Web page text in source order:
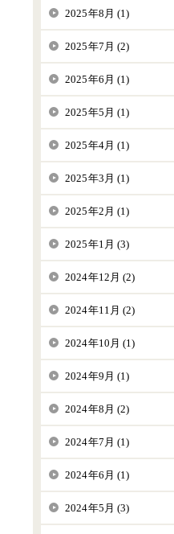
2025年8月 (1)
2025年7月 (2)
2025年6月 (1)
2025年5月 (1)
2025年4月 (1)
2025年3月 (1)
2025年2月 (1)
2025年1月 (3)
2024年12月 (2)
2024年11月 (2)
2024年10月 (1)
2024年9月 (1)
2024年8月 (2)
2024年7月 (1)
2024年6月 (1)
2024年5月 (3)